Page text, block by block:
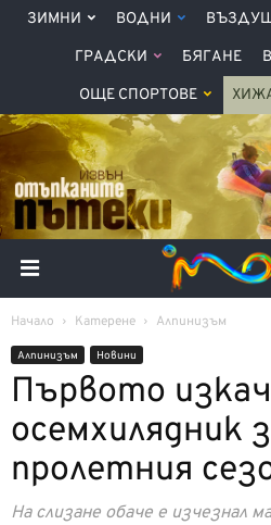
ЗИМНИ ВОДНИ
ГРАДСКИ БЯГАНЕ
ОЩЕ СПОРТОВЕ
Начало Катерене Алпинизъм
Алпинизъм Новини
Първото
осемхилядник
пролетния
На слизане обаче е изчезнал